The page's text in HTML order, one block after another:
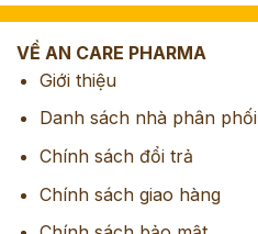
VỀ AN CARE PHARMA
Giới thiệu
Danh sách nhà phân phối
Chính sách đổi trả
Chính sách giao hàng